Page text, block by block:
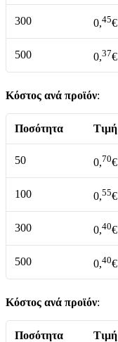
300 0,45€
500 0,37€
Κόστος ανά προϊόν:
Ποσότητα Τιμή
50 0,70€
100 0,55€
300 0,40€
500 0,40€
Κόστος ανά προϊόν:
Ποσότητα Τιμή